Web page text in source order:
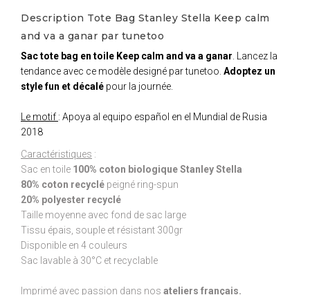
Description Tote Bag Stanley Stella Keep calm
and va a ganar par tunetoo
Sac tote bag en toile Keep calm and va a ganar. Lancez la
tendance avec ce modèle designé par tunetoo. Adoptez un
style fun et décalé pour la journée.
Le motif : Apoya al equipo español en el Mundial de Rusia
2018
Caractéristiques :
Sac en toile 100% coton biologique Stanley Stella
80% coton recyclé peigné ring-spun
20% polyester recyclé
Taille moyenne avec fond de sac large
Tissu épais, souple et résistant 300gr
Disponible en 4 couleurs
Sac lavable à 30°C et recyclable
Imprimé avec passion dans nos ateliers français.